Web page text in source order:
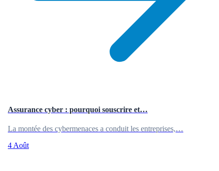
Assurance cyber : pourquoi souscrire et…
La montée des cybermenaces a conduit les entreprises,…
4 Août